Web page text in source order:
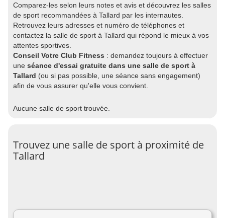
Comparez-les selon leurs notes et avis et découvrez les salles
de sport recommandées à Tallard par les internautes.
Retrouvez leurs adresses et numéro de téléphones et
contactez la salle de sport à Tallard qui répond le mieux à vos
attentes sportives.
Conseil Votre Club Fitness : demandez toujours à effectuer
une séance d'essai gratuite dans une salle de sport à
Tallard (ou si pas possible, une séance sans engagement)
afin de vous assurer qu'elle vous convient.
Aucune salle de sport trouvée.
Trouvez une salle de sport à proximité de
Tallard